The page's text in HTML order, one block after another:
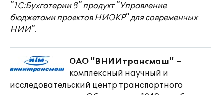
"1С:Бухгатерии 8" продукт "Управление
бюджетами проектов НИОКР" для современных
НИИ".
ОАО "ВНИИтрансмаш" –
комплексный научный и
исследовательский центр транспортного